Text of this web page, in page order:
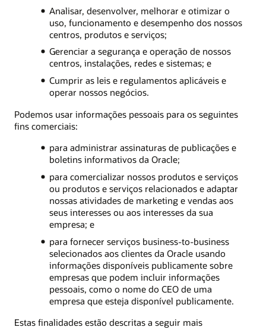
Analisar, desenvolver, melhorar e otimizar o
uso, funcionamento e desempenho dos nossos
centros, produtos e serviços;
Gerenciar a segurança e operação de nossos
centros, instalações, redes e sistemas; e
Cumprir as leis e regulamentos aplicáveis e
operar nossos negócios.
Podemos usar informações pessoais para os seguintes
fins comerciais:
para administrar assinaturas de publicações e
boletins informativos da Oracle;
para comercializar nossos produtos e serviços
ou produtos e serviços relacionados e adaptar
nossas atividades de marketing e vendas aos
seus interesses ou aos interesses da sua
empresa; e
para fornecer serviços business-to-business
selecionados aos clientes da Oracle usando
informações disponíveis publicamente sobre
empresas que podem incluir informações
pessoais, como o nome do CEO de uma
empresa que esteja disponível publicamente.
Estas finalidades estão descritas a seguir mais